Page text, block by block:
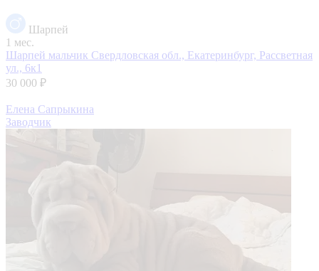
Шарпей
1 мес.
Шарпей мальчик Свердловская обл., Екатеринбург, Рассветная
ул., 6к1
30 000 ₽
Елена Сапрыкина
Заводчик